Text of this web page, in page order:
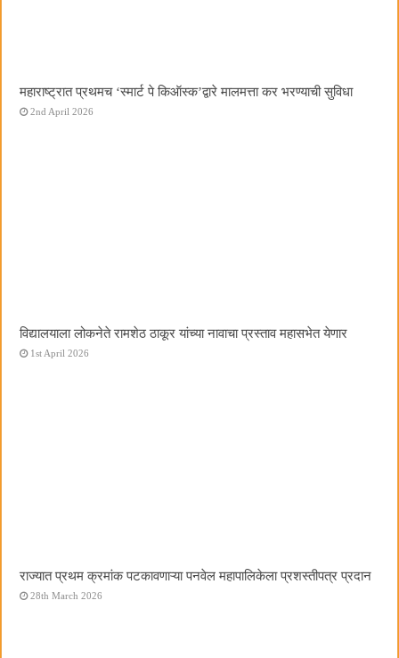
महाराष्ट्रात प्रथमच ‌‘स्मार्ट पे किऑस्क‌’द्वारे मालमत्ता कर भरण्याची सुविधा
2nd April 2026
विद्यालयाला लोकनेते रामशेठ ठाकूर यांच्या नावाचा प्रस्ताव महासभेत येणार
1st April 2026
राज्यात प्रथम क्रमांक पटकावणाऱ्या पनवेल महापालिकेला प्रशस्तीपत्र प्रदान
28th March 2026